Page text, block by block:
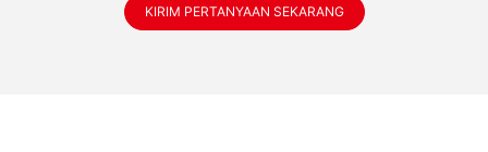
KIRIM PERTANYAAN SEKARANG